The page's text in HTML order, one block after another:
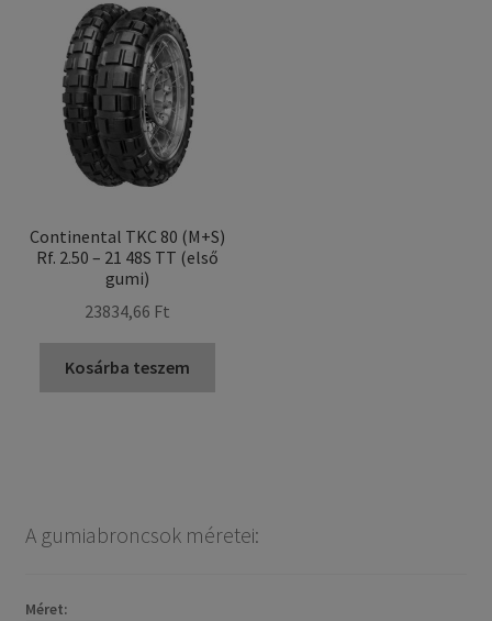
Continental TKC 80 (M+S)
Rf. 2.50 – 21 48S TT (első
gumi)
23834,66 Ft
Kosárba teszem
A gumiabroncsok méretei:
Méret: